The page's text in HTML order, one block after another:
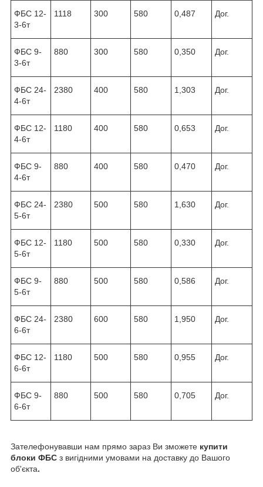
ФБС 12-
3-6т
1118 300 580 0,487 Дог.
ФБС 9-
3-6т
880 300 580 0,350 Дог.
ФБС 24-
4-6т
2380 400 580 1,303 Дог.
ФБС 12-
4-6т
1180 400 580 0,653 Дог.
ФБС 9-
4-6т
880 400 580 0,470 Дог.
ФБС 24-
5-6т
2380 500 580 1,630 Дог.
ФБС 12-
5-6т
1180 500 580 0,330 Дог.
ФБС 9-
5-6т
880 500 580 0,586 Дог.
ФБС 24-
6-6т
2380 600 580 1,950 Дог.
ФБС 12-
6-6т
1180 500 580 0,955 Дог.
ФБС 9-
6-6т
880 500 580 0,705 Дог.
Зателефонувавши нам прямо зараз Ви зможете купити
блоки ФБС з вигідними умовами на доставку до Вашого
об'єкта.